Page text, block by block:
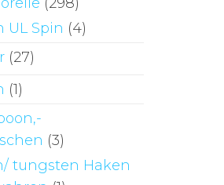
UL Spin (4)
(27)
(1)
(3)
tungsten Haken